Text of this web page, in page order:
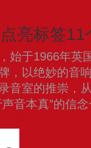
亮标签11
始于1966年
，以绝妙的音
音室的推崇，
音本真”的信